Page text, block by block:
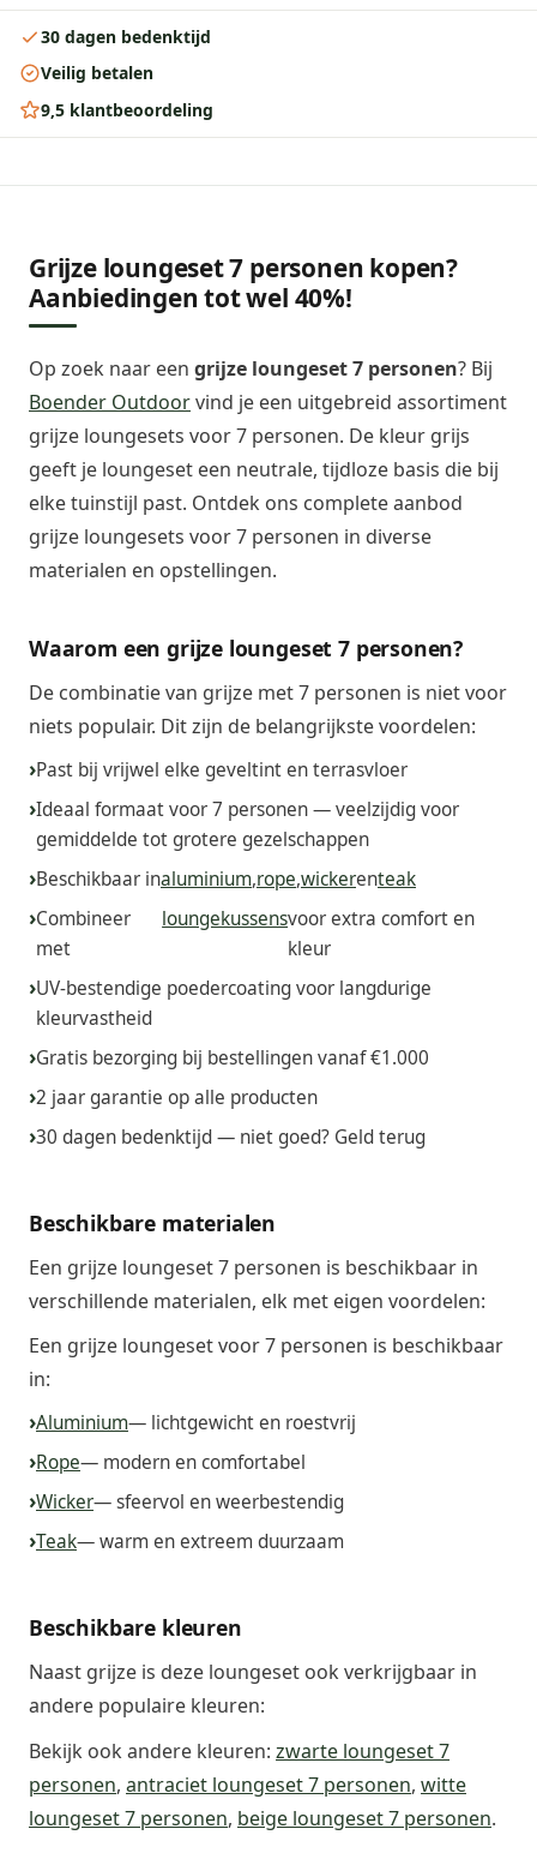
30 dagen bedenktijd
Veilig betalen
9,5 klantbeoordeling
Grijze loungeset 7 personen kopen?
Aanbiedingen tot wel 40%!
Op zoek naar een grijze loungeset 7 personen? Bij
Boender Outdoorvind je een uitgebreid assortiment
grijze loungesets voor 7 personen. De kleur grijs
geeft je loungeset een neutrale, tijdloze basis die bij
elke tuinstijl past. Ontdek ons complete aanbod
grijze loungesets voor 7 personen in diverse
materialen en opstellingen.
Waarom een grijze loungeset 7 personen?
De combinatie van grijze met 7 personen is niet voor
niets populair. Dit zijn de belangrijkste voordelen:
Past bij vrijwel elke geveltint en terrasvloer
Ideaal formaat voor 7 personen — veelzijdig voor
gemiddelde tot grotere gezelschappen
Beschikbaar inaluminium,rope,wickerenteak
Combineer
met
loungekussensvoor extra comfort en
kleur
UV-bestendige poedercoating voor langdurige
kleurvastheid
Gratis bezorging bij bestellingen vanaf €1.000
2 jaar garantie op alle producten
30 dagen bedenktijd — niet goed? Geld terug
Beschikbare materialen
Een grijze loungeset 7 personen is beschikbaar in
verschillende materialen, elk met eigen voordelen:
Een grijze loungeset voor 7 personen is beschikbaar
in:
Aluminium— lichtgewicht en roestvrij
Rope— modern en comfortabel
Wicker— sfeervol en weerbestendig
Teak— warm en extreem duurzaam
Beschikbare kleuren
Naast grijze is deze loungeset ook verkrijgbaar in
andere populaire kleuren:
Bekijk ook andere kleuren: zwarte loungeset 7
personen, antraciet loungeset 7 personen, witte
loungeset 7 personen, beige loungeset 7 personen.